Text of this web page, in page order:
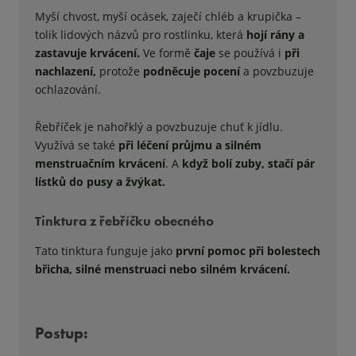
Myší chvost, myší ocásek, zaječí chléb a krupička –
tolik lidových názvů pro rostlinku, která hojí rány a
zastavuje krvácení. Ve formě čaje se používá i při
nachlazení, protože podněcuje pocenía povzbuzuje
ochlazování.
Řebříček je nahořklý a povzbuzuje chuť k jídlu.
Využívá se také při léčení průjmu a silném
menstruačním krvácení. A když bolí zuby, stačí pár
lístků do pusy a žvýkat.
Tinktura z řebříčku obecného
Tato tinktura funguje jako první pomoc při bolestech
břicha, silné menstruaci nebo silném krvácení.
Postup: